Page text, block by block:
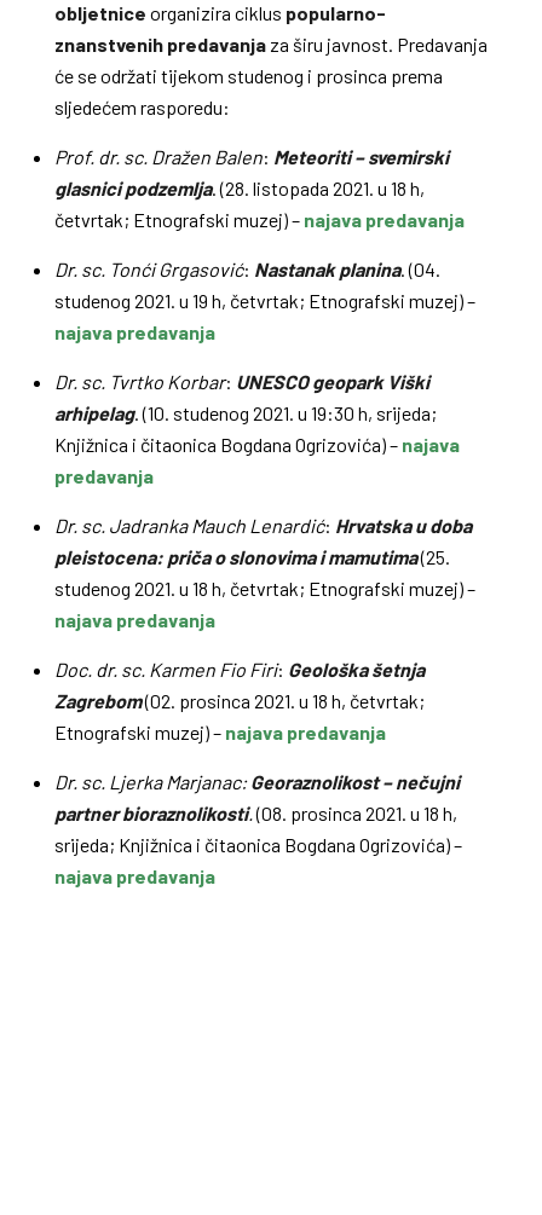
obljetnice organizira ciklus popularno-
znanstvenih predavanja za širu javnost. Predavanja
će se održati tijekom studenog i prosinca prema
sljedećem rasporedu:
Prof. dr. sc. Dražen Balen: Meteoriti – svemirski
glasnici podzemlja. (28. listopada 2021. u 18 h,
četvrtak; Etnografski muzej) – najava predavanja
Dr. sc. Tonći Grgasović: Nastanak planina. (04.
studenog 2021. u 19 h, četvrtak; Etnografski muzej) –
najava predavanja
Dr. sc. Tvrtko Korbar: UNESCO geopark Viški
arhipelag. (10. studenog 2021. u 19:30 h, srijeda;
Knjižnica i čitaonica Bogdana Ogrizovića) – najava
predavanja
Dr. sc. Jadranka Mauch Lenardić: Hrvatska u doba
pleistocena: priča o slonovima i mamutima(25.
studenog 2021. u 18 h, četvrtak; Etnografski muzej) –
najava predavanja
Doc. dr. sc. Karmen Fio Firi: Geološka šetnja
Zagrebom(02. prosinca 2021. u 18 h, četvrtak;
Etnografski muzej) – najava predavanja
Dr. sc. Ljerka Marjanac:Georaznolikost – nečujni
partner bioraznolikosti.(08. prosinca 2021. u 18 h,
srijeda; Knjižnica i čitaonica Bogdana Ogrizovića) –
najava predavanja